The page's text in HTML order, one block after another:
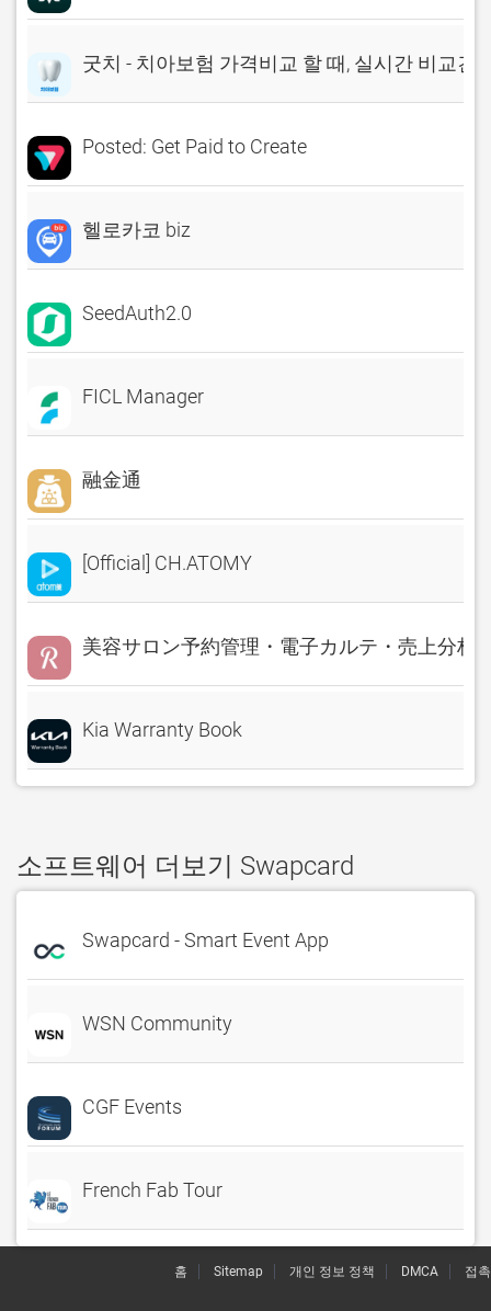
굿치 - 치아보험 가격비교 할 때, 실시간 비교견
Posted: Get Paid to Create
헬로카코 biz
SeedAuth2.0
FICL Manager
融金通
[Official] CH.ATOMY
美容サロン予約管理・電子カルテ・売上分析
Kia Warranty Book
소프트웨어 더보기 Swapcard
Swapcard - Smart Event App
WSN Community
CGF Events
French Fab Tour
홈 Sitemap 개인 정보 정책 DMCA 접촉